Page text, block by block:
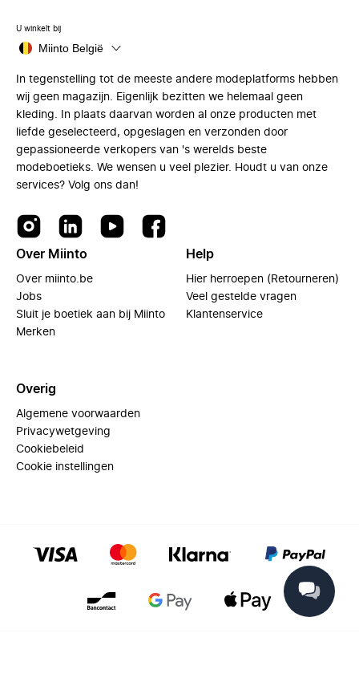
U winkelt bij
Miinto België
In tegenstelling tot de meeste andere modeplatforms hebben
wij geen magazijn. Eigenlijk bezitten we helemaal geen
kleding. In plaats daarvan worden al onze producten met
liefde geselecteerd, opgeslagen en verzonden door
gepassioneerde verkopers van 's werelds beste
modeboetieks. We wensen u veel plezier. Houdt u van onze
services? Volg ons dan!
Over Miinto
Over miinto.be
Jobs
Sluit je boetiek aan bij Miinto
Merken
Help
Hier herroepen (Retourneren)
Veel gestelde vragen
Klantenservice
Overig
Algemene voorwaarden
Privacywetgeving
Cookiebeleid
Cookie instellingen